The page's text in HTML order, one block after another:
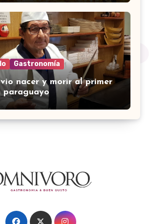
Gastronomía
nacer y morir al primer
paraguayo